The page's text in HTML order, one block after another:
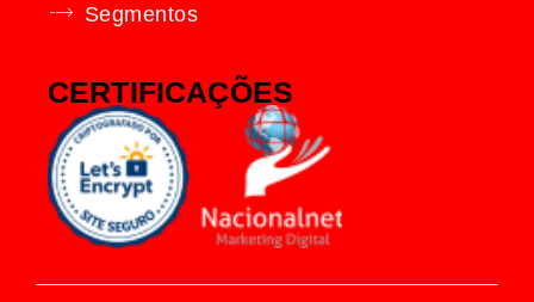
Segmentos
CERTIFICAÇÕES